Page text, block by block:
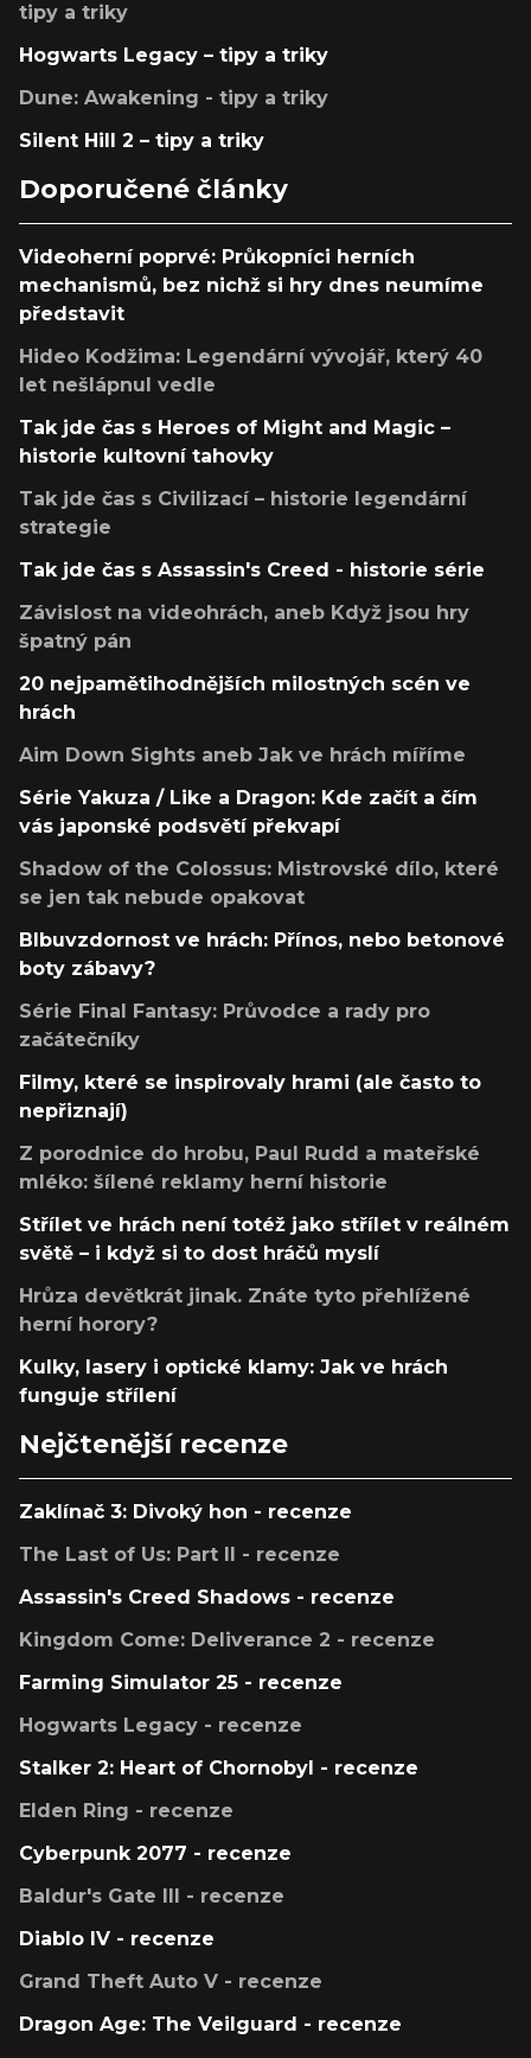
tipy a triky
Hogwarts Legacy – tipy a triky
Dune: Awakening - tipy a triky
Silent Hill 2 – tipy a triky
Doporučené články
Videoherní poprvé: Průkopníci herních
mechanismů, bez nichž si hry dnes neumíme
představit
Hideo Kodžima: Legendární vývojář, který 40
let nešlápnul vedle
Tak jde čas s Heroes of Might and Magic –
historie kultovní tahovky
Tak jde čas s Civilizací – historie legendární
strategie
Tak jde čas s Assassin's Creed - historie série
Závislost na videohrách, aneb Když jsou hry
špatný pán
20 nejpamětihodnějších milostných scén ve
hrách
Aim Down Sights aneb Jak ve hrách míříme
Série Yakuza / Like a Dragon: Kde začít a čím
vás japonské podsvětí překvapí
Shadow of the Colossus: Mistrovské dílo, které
se jen tak nebude opakovat
Blbuvzdornost ve hrách: Přínos, nebo betonové
boty zábavy?
Série Final Fantasy: Průvodce a rady pro
začátečníky
Filmy, které se inspirovaly hrami (ale často to
nepřiznají)
Z porodnice do hrobu, Paul Rudd a mateřské
mléko: šílené reklamy herní historie
Střílet ve hrách není totéž jako střílet v reálném
světě – i když si to dost hráčů myslí
Hrůza devětkrát jinak. Znáte tyto přehlížené
herní horory?
Kulky, lasery i optické klamy: Jak ve hrách
funguje střílení
Nejčtenější recenze
Zaklínač 3: Divoký hon - recenze
The Last of Us: Part II - recenze
Assassin's Creed Shadows - recenze
Kingdom Come: Deliverance 2 - recenze
Farming Simulator 25 - recenze
Hogwarts Legacy - recenze
Stalker 2: Heart of Chornobyl - recenze
Elden Ring - recenze
Cyberpunk 2077 - recenze
Baldur's Gate III - recenze
Diablo IV - recenze
Grand Theft Auto V - recenze
Dragon Age: The Veilguard - recenze